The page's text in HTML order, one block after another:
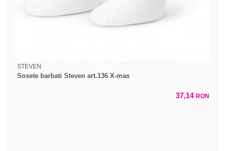
STEVEN
Sosete barbati Steven art.136 X-mas
37,14 RON